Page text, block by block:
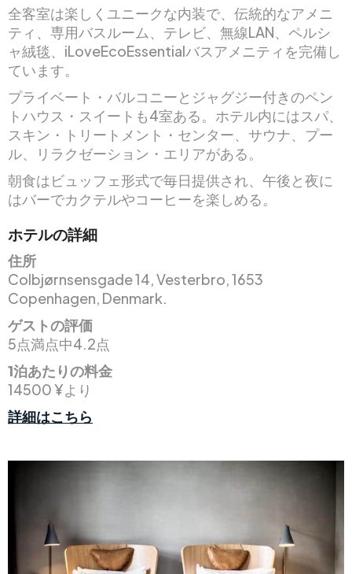
全客室は楽しくユニークな内装で、伝統的なアメニ
ティ、専用バスルーム、テレビ、無線LAN、ペルシ
ャ絨毯、iLoveEcoEssentialバスアメニティを完備し
ています。
プライベート・バルコニーとジャグジー付きのペン
トハウス・スイートも4室ある。ホテル内にはスパ、
スキン・トリートメント・センター、サウナ、プー
ル、リラクゼーション・エリアがある。
朝食はビュッフェ形式で毎日提供され、午後と夜に
はバーでカクテルやコーヒーを楽しめる。
ホテルの詳細
住所
Colbjørnsensgade 14, Vesterbro, 1653
Copenhagen, Denmark.
ゲストの評価
5点満点中4.2点
1泊あたりの料金
14500 ¥より
詳細はこちら